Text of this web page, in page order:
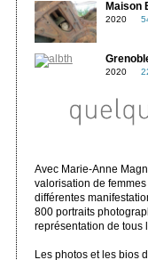
Maison
2020
2020
Avec Marie-Anne
valorisation de
différentes
800 portraits
représentation de tous
Les photos et les bios